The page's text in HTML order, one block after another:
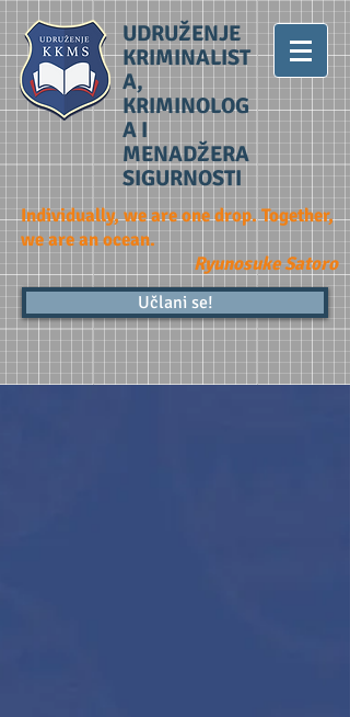
UDRUŽENJE
KRIMINALIST
A,
KRIMINOLOG
A I
MENADŽERA
SIGURNOSTI
Individually, we are one drop. Together,
we are an ocean.
Ryunosuke Satoro
Učlani se!